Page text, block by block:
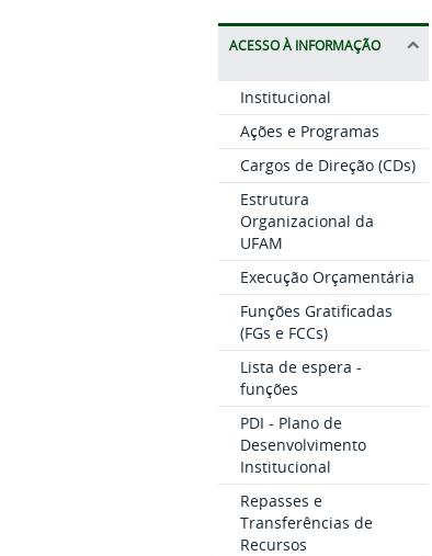
ACESSO À INFORMAÇÃO
Institucional
Ações e Programas
Cargos de Direção (CDs)
Estrutura
Organizacional da
UFAM
Execução Orçamentária
Funções Gratificadas
(FGs e FCCs)
Lista de espera -
funções
PDI - Plano de
Desenvolvimento
Institucional
Repasses e
Transferências de
Recursos